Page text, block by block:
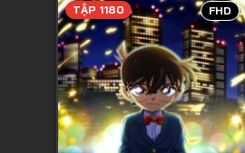
FHD
TẬP 1180